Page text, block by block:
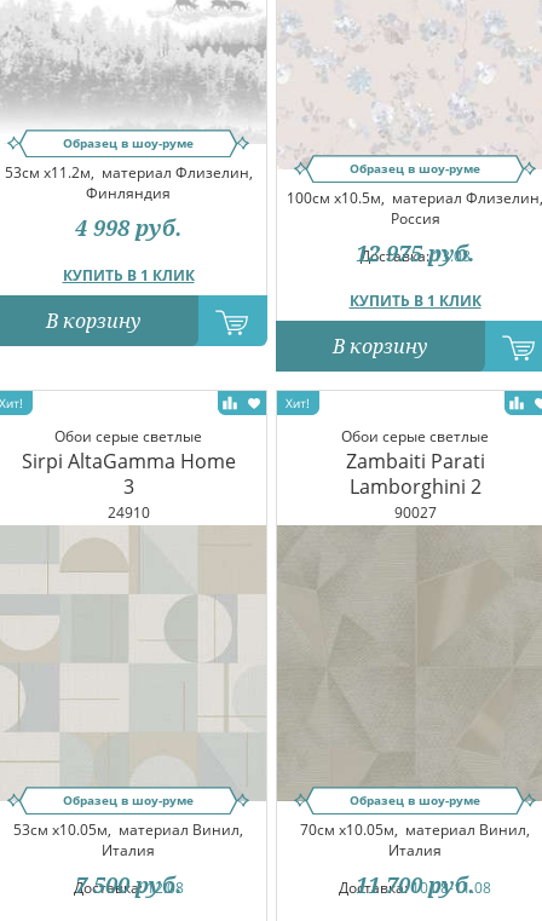
Образец в шоу-руме
53см x11.2м, материал Флизелин,
Финляндия
КУПИТЬ В 1 КЛИК
4 998 руб.
В корзину
Образец в шоу-руме
100см x10.5м, материал Флизелин,
Россия
Доставка:13.08
КУПИТЬ В 1 КЛИК
12 975 руб.
В корзину
Обои серые светлые
Sirpi AltaGamma Home
3
24910
Образец в шоу-руме
53см x10.05м, материал Винил,
Италия
Доставка:12.08
7 500 руб.
Обои серые светлые
Zambaiti Parati
Lamborghini 2
90027
Образец в шоу-руме
70см x10.05м, материал Винил,
Италия
Доставка:10.08-11.08
11 700 руб.